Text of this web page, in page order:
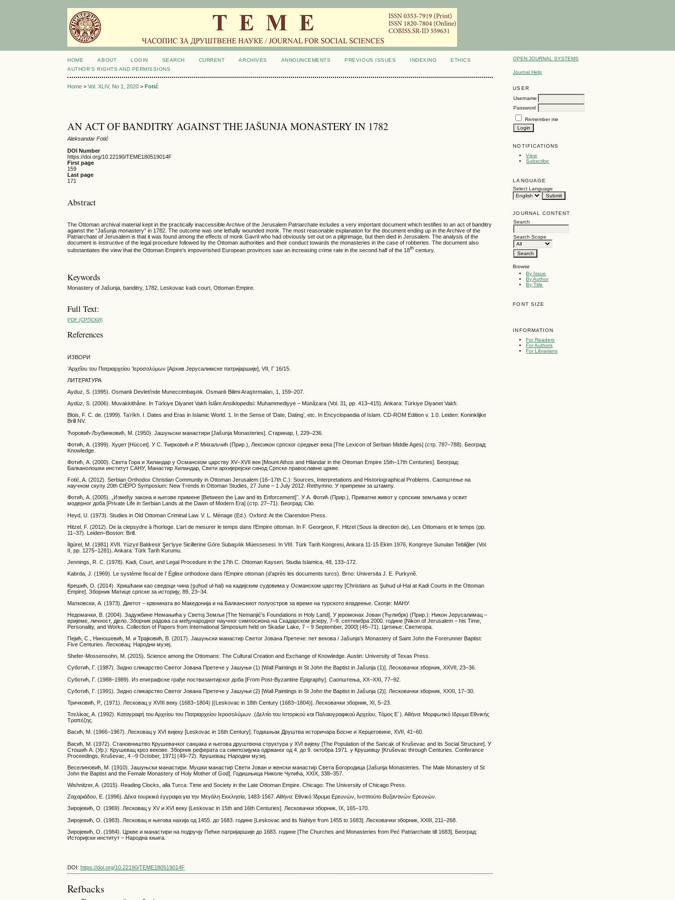
OPEN JOURNAL SYSTEMS
Journal Help
USER
Username
Password
Remember me
NOTIFICATIONS
View
Subscribe
LANGUAGE
Select Language
JOURNAL CONTENT
Search
Search Scope
Browse
By Issue
By Author
By Title
FONT SIZE
INFORMATION
For Readers
For Authors
For Librarians
HOME ABOUT LOGIN SEARCH CURRENT ARCHIVES ANNOUNCEMENTS PREVIOUS ISSUES INDEXING
ETHICS
AUTHOR'S RIGHTS AND PERMISSIONS
Home >Vol. XLIV, No 1, 2020 >Fotić
AN ACT OF BANDITRY AGAINST THE JAŠUNJA MONASTERY IN 1782
Aleksandar Fotić
DOI Number
https://doi.org/10.22190/TEME180519014F
First page
159
Last page
171
Abstract
The Ottoman archival material kept in the practically inaccessible Archive of the Jerusalem Patriarchate includes a very important document which testifies to an act of banditry
against the “Jašunja monastery” in 1782. The outcome was one lethally wounded monk. The most reasonable explanation for the document ending up in the Archive of the
Patriarchate of Jerusalem is that it was found among the effects of monk Gavril who had obviously set out on a pilgrimage, but then died in Jerusalem. The analysis of the
document is instructive of the legal procedure followed by the Ottoman authorities and their conduct towards the monasteries in the case of robberies. The document also
substantiates the view that the Ottoman Empire’s impoverished European provinces saw an increasing crime rate in the second half of the 18th century.
Keywords
Monastery of Jašunja, banditry, 1782, Leskovac kadı court, Ottoman Empire.
Full Text:
PDF (CРПСКИ)
References
ИЗВОРИ
ʼΑρχεῖου του Πατριαρχείου ʽΙεροσολύμων [Архив Јерусалимске патријаршије], VII, Г 16/15.
ЛИТЕРАТУРА
Ayduz, S. (1995). Osmanlı Devleti’nde Muneccimbaşılık. Osmanlı Bilimi Araştırmaları, 1, 159–207.
Aydüz, S. (2006). Muvakkithâne. In Türkiye Diyanet Vakfı İslâm Ansiklopedisi: Muhammediyye – Münâzara (Vol. 31, pp. 413–415). Ankara: Türkiye Diyanet Vakfı.
Blois, F. C. de. (1999). Taʼrīkh. I. Dates and Eras in Islamic World. 1. In the Sense of ʻDate, Datingʼ, etc. In Encyclopaedia of Islam. CD-ROM Edition v. 1.0. Leiden: Koninklijke
Brill NV.
Ћоровић-Љубинковић, М. (1950). Јашуњски манастири [Jašunja Monasteries]. Старинар, I, 229–236.
Фотић, А. (1999). Хуџет [Hüccet]. У С. Ћирковић и Р. Михаљчић (Прир.), Лексикон српског средњег века [The Lexicon of Serbian Middle Ages] (стр. 787–788). Београд:
Knowledge.
Фотић, А. (2000). Света Гора и Хиландар у Османском царству XV–XVII век [Mount Athos and Hilandar in the Ottoman Empire 15th–17th Centuries]. Београд:
Балканолошки институт САНУ, Манастир Хиландар, Свети архијерејски синод Српске православне цркве.
Fotić, A. (2012). Serbian Orthodox Christian Community in Ottoman Jerusalem (16–17th C.): Sources, Interpretations and Historiographical Problems. Саопштење на
научном скупу 20th CIÉPO Symposium: New Trends in Ottoman Studies, 27 June – 1 July 2012. Rethymno. У припреми за штампу.
Фотић, А. (2005). „Између закона и његове примене [Between the Law and its Enforcement]ˮ. У А. Фотић (Прир.), Приватни живот у српским земљама у освит
модерног доба [Private Life in Serbian Lands at the Dawn of Modern Era] (стр. 27–71). Београд: Clio.
Heyd, U. (1973). Studies in Old Ottoman Criminal Law. V. L. Ménage (Ed.). Oxford: At the Clarendon Press.
Hitzel, F. (2012). De la clepsydre à l’horloge. L’art de mesurer le temps dans l’Empire ottoman. In F. Georgeon, F. Hitzel (Sous la direction de), Les Ottomans et le temps (pp.
11–37). Leiden–Boston: Brill.
İlgürel, M. (1981) XVII. Yüzyıl Balıkesir Şer‘iyye Sicillerine Göre Subaşılık Müessesesi. In VIII. Türk Tarih Kongresi, Ankara 11-15 Ekim 1976, Kongreye Sunulan Tebliğler (Vol.
II, pp. 1275–1281). Ankara: Türk Tarih Kurumu.
Jennings, R. C. (1978). Kadi, Court, and Legal Procedure in the 17th C. Ottoman Kayseri. Studia Islamica, 48, 133–172.
Kabrda, J. (1969). Le système fiscal de l’ Église orthodoxe dans l’Empire ottoman (d’après les documents turcs). Brno: Universita J. E. Purkyně.
Крешић, О. (2014). Хришћани као сведоци чина (şuhud ul-hal) на кадијским судовима у Османском царству [Christians as Şuhud ul-Hal at Kadi Courts in the Ottoman
Empire]. Зборник Матице српске за историју, 89, 23–34.
Матковски, А. (1973). Диетот – крвнината во Македонија и на Балканскиот полуостров за време на турското владеење. Скопје: МАНУ.
Недомачки, В. (2004). Задужбине Немањића у Светој Земљи [The Nemanjić’s Foundations in Holy Land]. У јеромонах Јован (Ћулибрк) (Прир.): Никон Јерусалимац –
вријеме, личност, дјело. Зборник радова са међународног научног симпосиона на Скадарском језеру, 7–9. септембра 2000. године [Nikon of Jerusalem – his Time,
Personality, and Works. Collection of Papers from International Simposium held on Skadar Lake, 7 – 9 September, 2000] (45–71). Цетиње: Светигора.
Пејић, С., Ниношевић, М. и Трајковић, В. (2017). Јашуњски манастир Светог Јована Претече: пет векова / Јašunja's Monastery of Saint John the Forerunner Baptist:
Five Centuries. Лесковац: Народни музеј.
Shefer-Mossensohn, M. (2015). Science among the Ottomans: The Cultural Creation and Exchange of Knowledge. Austin: University of Texas Press.
Суботић, Г. (1987). Зидно сликарство Светог Јована Претече у Јашуњи (1) [Wall Paintings in St John the Baptist in Jašunja (1)]. Лесковачки зборник, XXVII, 23–36.
Суботић, Г. (1988–1989). Из епиграфске грађе поствизантијског доба [From Post-Byzantine Epigraphy]. Саопштења, XX–XXI, 77–92.
Суботић, Г. (1991). Зидно сликарство Светог Јована Претече у Јашуњи (2) [Wall Paintings in St John the Baptist in Jašunja (2)]. Лесковачки зборник, XXXI, 17–30.
Тричковић, Р., (1971). Лесковац у XVIII веку (1683–1804) [(Leskovac in 18th Century (1683–1804)]. Лесковачки зборник, XI, 5–23.
Τσελίκας, Α. (1992). Καταγραφή του Αρχείου του Πατριαρχείου Ιεροσολύμων. (Δελτίο του Ιστορικού και Παλαιογραφικού Αρχείου, Τόμος Ε΄). Αθήνα: Μορφωτικό Ιδρυμα Εθνικής
Τραπέζης.
Васић, М. (1966–1967). Лесковац у XVI вијеку [Leskovac in 16th Century]. Годишњак Друштва историчара Босне и Херцеговине, XVII, 41–60.
Васић, М. (1972). Становништво Крушевачког санџака и његова друштвена структура у XVI вијеку [The Population of the Sancak of Kruševac and its Social Structure]. У
Стошић А. (Ур.): Крушевац кроз векове. Зборник реферата са симпозијума одржаног од 4. до 9. октобра 1971. у Крушевцу [Kruševac through Centuries. Conferance
Proceedings, Kruševac, 4 –9 October, 1971] (49–72). Крушевац: Народни музеј.
Веселиновић, М. (1910). Јашуњски манастири. Мушки манастир Свети Јован и женски манастир Света Богородица [Jašunja Monasteries. The Male Monastery of St
John the Baptist and the Female Monastery of Holy Mother of God]. Годишњица Николе Чупића, XXIX, 338–357.
Wishnitzer, A. (2015). Reading Clocks, alla Turca: Time and Society in the Late Ottoman Empire. Chicago: The University of Chicago Press.
Ζαχαριάδου, Ε. (1996). Δέκα τουρκικά έγγραφα για την Μεγάλη Εκκλησία, 1483-1567. Αθήνα: Εθνικό Ίδρυμα Ερευνών, Ινστιτούτο Βυζαντινών Ερευνών.
Зиројевић, О. (1969). Лесковац у XV и XVI веку [Leskovac in 15th and 16th Centuries]. Лесковачки зборник, IX, 165–170.
Зиројевић, О. (1983). Лесковац и његова нахија од 1455. до 1683. године [Leskovac and its Nahiye from 1455 to 1683]. Лесковачки зборник, XXIII, 211–268.
Зиројевић, О. (1984). Цркве и манастири на подручју Пећке патријаршије до 1683. године [The Churches and Monasteries from Peć Patriarchate till 1683]. Београд:
Историјски институт – Народна књига.
DOI:https://doi.org/10.22190/TEME180519014F
Refbacks